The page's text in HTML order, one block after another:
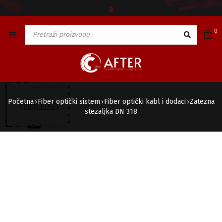
🅯
0
Početna › Fiber optički sistem › Fiber optički kabl i dodaci ›Zatezna
stezaljka DN 318